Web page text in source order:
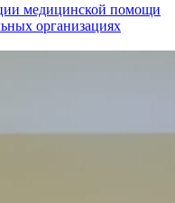
медицинской помощи
организациях